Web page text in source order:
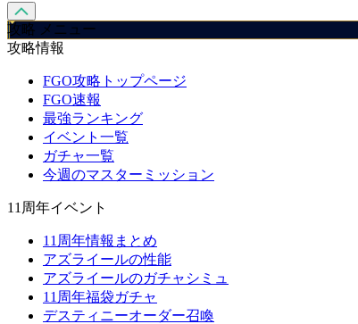
攻略 メニュー
攻略情報
FGO攻略トップページ
FGO速報
最強ランキング
イベント一覧
ガチャ一覧
今週のマスターミッション
11周年イベント
11周年情報まとめ
アズライールの性能
アズライールのガチャシミュ
11周年福袋ガチャ
デスティニーオーダー召喚